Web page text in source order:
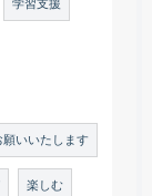
学習支援
いいたします
楽しむ